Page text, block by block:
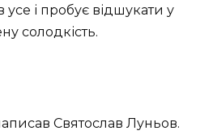
і пробує відшукати у
солодкість.
Святослав Луньов.